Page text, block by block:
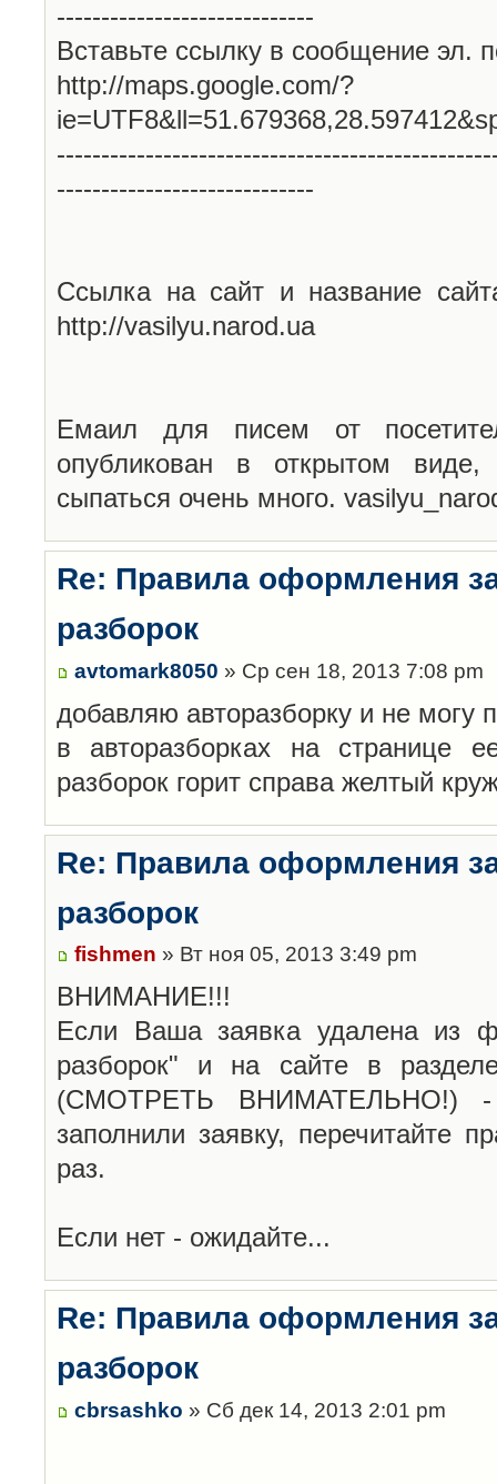
-----------------------------
Вставьте ссылку в сообщение эл.
http://maps.google.com/?
-----------------------------
Ссылка на сайт и название
http://vasilyu.narod.ua
Емаил для писем от
опубликован в открытом
сыпаться очень много.
Re: Правила оформления
разборок
avtomark8050 » Ср сен 18, 2013 7:08 pm
добавляю авторазборку и не могу
в авторазборках на странице
разборок горит справа желтый
Re: Правила оформления
разборок
fishmen » Вт ноя 05, 2013 3:49 pm
ВНИМАНИЕ!!!
Если Ваша заявка удалена из
разборок" и на сайте в
(СМОТРЕТЬ ВНИМАТЕЛЬНО!)
заполнили заявку, перечитайте
раз.
Если нет - ожидайте...
Re: Правила оформления
разборок
cbrsashko » Сб дек 14, 2013 2:01 pm